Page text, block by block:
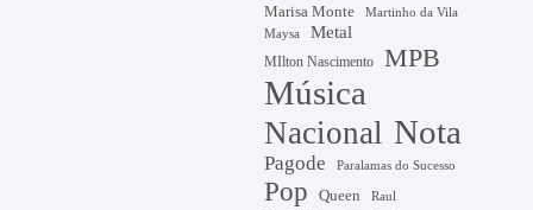
Marisa Monte
Martinho da Vila
Maysa
Metal
MIlton Nascimento MPB
Música
Nacional Nota
Pagode Paralamas do Sucesso
Pop Queen Raul